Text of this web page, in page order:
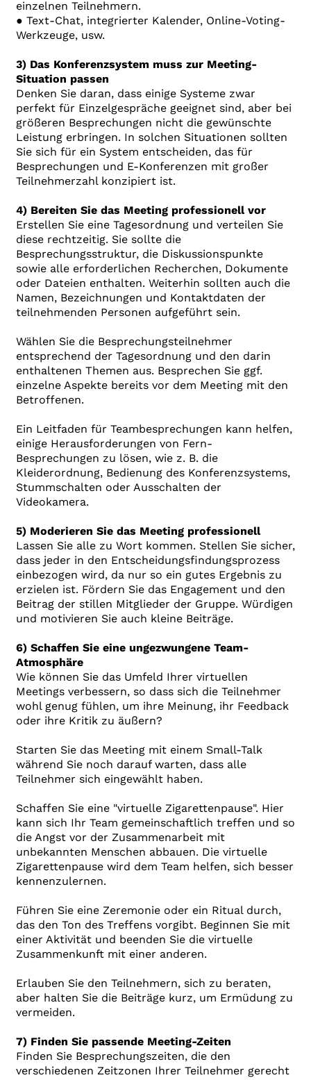
einzelnen Teilnehmern.
● Text-Chat, integrierter Kalender, Online-Voting-
Werkzeuge, usw.
3) Das Konferenzsystem muss zur Meeting-
Situation passen
Denken Sie daran, dass einige Systeme zwar
perfekt für Einzelgespräche geeignet sind, aber bei
größeren Besprechungen nicht die gewünschte
Leistung erbringen. In solchen Situationen sollten
Sie sich für ein System entscheiden, das für
Besprechungen und E-Konferenzen mit großer
Teilnehmerzahl konzipiert ist.
4) Bereiten Sie das Meeting professionell vor
Erstellen Sie eine Tagesordnung und verteilen Sie
diese rechtzeitig. Sie sollte die
Besprechungsstruktur, die Diskussionspunkte
sowie alle erforderlichen Recherchen, Dokumente
oder Dateien enthalten. Weiterhin sollten auch die
Namen, Bezeichnungen und Kontaktdaten der
teilnehmenden Personen aufgeführt sein.
Wählen Sie die Besprechungsteilnehmer
entsprechend der Tagesordnung und den darin
enthaltenen Themen aus. Besprechen Sie ggf.
einzelne Aspekte bereits vor dem Meeting mit den
Betroffenen.
Ein Leitfaden für Teambesprechungen kann helfen,
einige Herausforderungen von Fern-
Besprechungen zu lösen, wie z. B. die
Kleiderordnung, Bedienung des Konferenzsystems,
Stummschalten oder Ausschalten der
Videokamera.
5) Moderieren Sie das Meeting professionell
Lassen Sie alle zu Wort kommen. Stellen Sie sicher,
dass jeder in den Entscheidungsfindungsprozess
einbezogen wird, da nur so ein gutes Ergebnis zu
erzielen ist. Fördern Sie das Engagement und den
Beitrag der stillen Mitglieder der Gruppe. Würdigen
und motivieren Sie auch kleine Beiträge.
6) Schaffen Sie eine ungezwungene Team-
Atmosphäre
Wie können Sie das Umfeld Ihrer virtuellen
Meetings verbessern, so dass sich die Teilnehmer
wohl genug fühlen, um ihre Meinung, ihr Feedback
oder ihre Kritik zu äußern?
Starten Sie das Meeting mit einem Small-Talk
während Sie noch darauf warten, dass alle
Teilnehmer sich eingewählt haben.
Schaffen Sie eine "virtuelle Zigarettenpause". Hier
kann sich Ihr Team gemeinschaftlich treffen und so
die Angst vor der Zusammenarbeit mit
unbekannten Menschen abbauen. Die virtuelle
Zigarettenpause wird dem Team helfen, sich besser
kennenzulernen.
Führen Sie eine Zeremonie oder ein Ritual durch,
das den Ton des Treffens vorgibt. Beginnen Sie mit
einer Aktivität und beenden Sie die virtuelle
Zusammenkunft mit einer anderen.
Erlauben Sie den Teilnehmern, sich zu beraten,
aber halten Sie die Beiträge kurz, um Ermüdung zu
vermeiden.
7) Finden Sie passende Meeting-Zeiten
Finden Sie Besprechungszeiten, die den
verschiedenen Zeitzonen Ihrer Teilnehmer gerecht